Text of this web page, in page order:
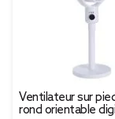
Ventilateur sur
rond orientable